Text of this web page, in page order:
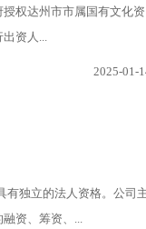
权达州市市属国有文化资
资人...
2025-01-
有独立的法人资格。公司
资、筹资、...